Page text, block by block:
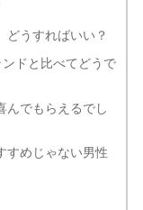
どうすればいい？
ドと比べてどうで
んでもらえるでし
すめじゃない男性